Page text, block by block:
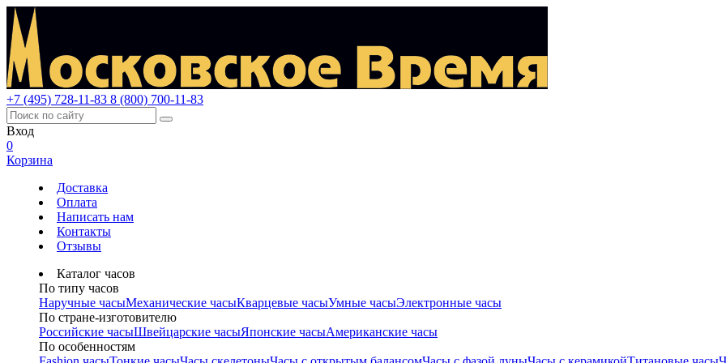
+7 (495) 728-11-83 8 (800) 700-11-83
Вход
0
Корзина
Доставка
Оплата
Написать нам
Контакты
Отзывы
Каталог часов
По типу часов
Наручные часыМеханические часыКварцевые часыУмные часыЭлектронные часы
По стране-изготовителю
Российские часыШвейцарские часыЯпонские часыАмериканские часы
По особенностям